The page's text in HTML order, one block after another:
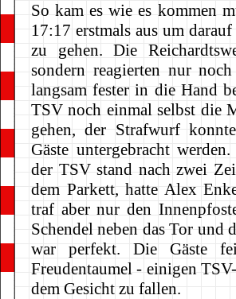
So kam es wie es kommen
17:17 erstmals aus um
zu gehen. Die
sondern reagierten nur
langsam fester in die Hand
TSV noch einmal selbst die
gehen, der Strafwurf
Gäste untergebracht
der TSV stand nach zwei
dem Parkett, hatte Alex
traf aber nur den
Schendel neben das Tor und
war perfekt. Die Gäste
Freudentaumel - einigen
dem Gesicht zu fallen.